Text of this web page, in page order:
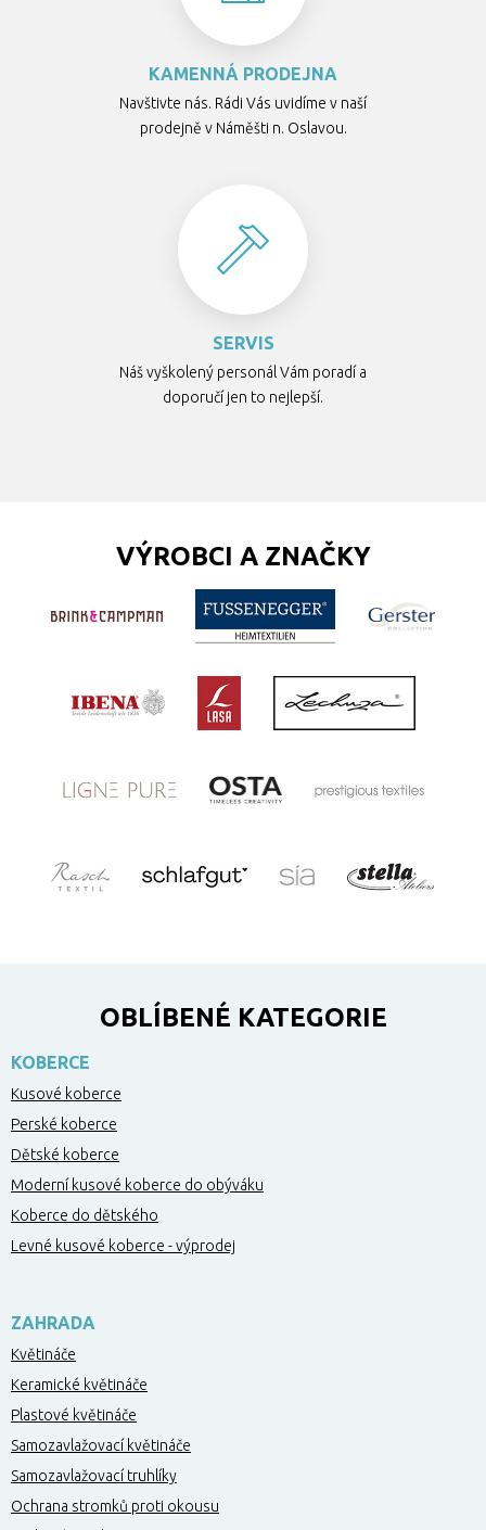
KAMENNÁ PRODEJNA
Navštivte nás. Rádi Vás uvidíme v naší
prodejně v Náměšti n. Oslavou.
SERVIS
Náš vyškolený personál Vám poradí a
doporučí jen to nejlepší.
VÝROBCI A ZNAČKY
OBLÍBENÉ KATEGORIE
KOBERCE
Kusové koberce
Perské koberce
Dětské koberce
Moderní kusové koberce do obýváku
Koberce do dětského
Levné kusové koberce - výprodej
ZAHRADA
Květináče
Keramické květináče
Plastové květináče
Samozavlažovací květináče
Samozavlažovací truhlíky
Ochrana stromků proti okousu